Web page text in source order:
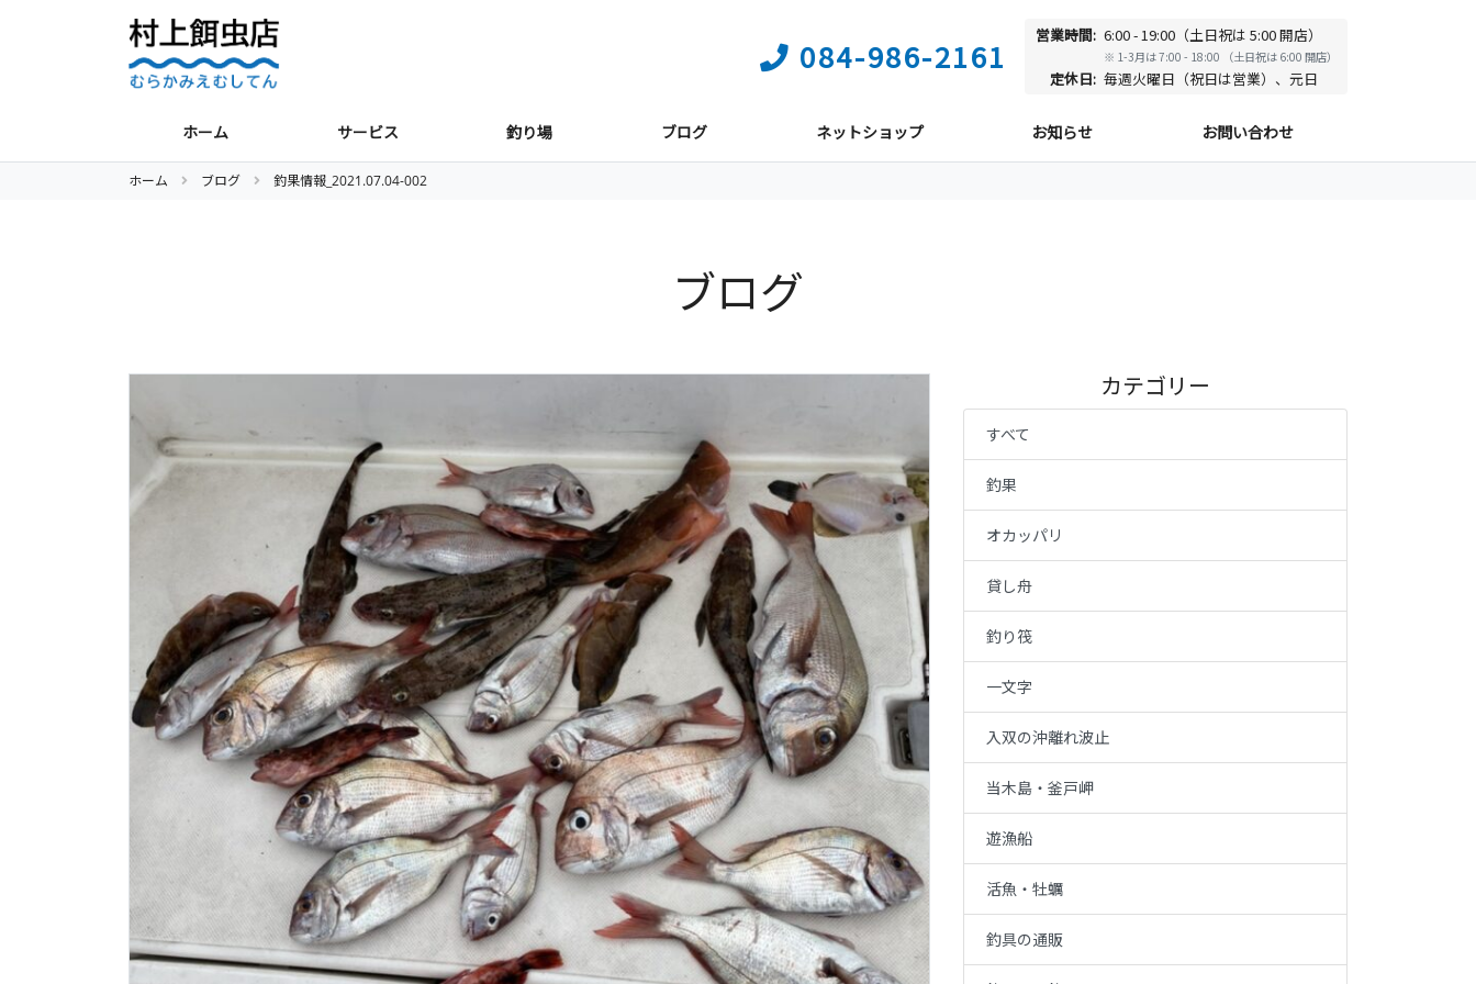
084-986-2161
営業時間: 6:00 - 19:00（土日祝は 5:00 開店）
※ 1-3月は 7:00 - 18:00 （土日祝は 6:00 開店）
定休日: 毎週火曜日（祝日は営業）、元日
ホーム サービス 釣り場 ブログ ネットショップ お知らせ お問い合わせ
ホーム ブログ 釣果情報_2021.07.04-002
ブログ
カテゴリー
すべて
釣果
オカッパリ
貸し舟
釣り筏
一文字
入双の沖離れ波止
当木島・釜戸岬
遊漁船
活魚・牡蠣
釣具の通販